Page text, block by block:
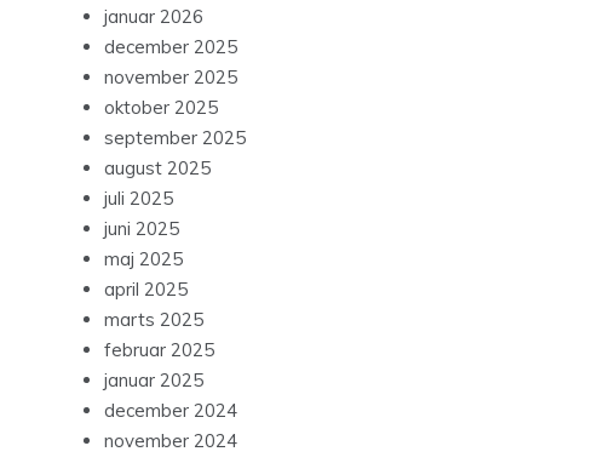
januar 2026
december 2025
november 2025
oktober 2025
september 2025
august 2025
juli 2025
juni 2025
maj 2025
april 2025
marts 2025
februar 2025
januar 2025
december 2024
november 2024